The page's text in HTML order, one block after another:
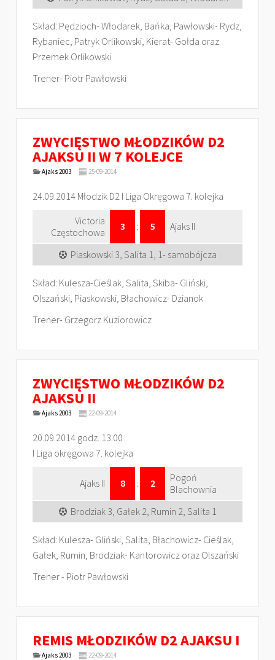
Skład: Pędzioch- Włodarek, Bańka, Pawłowski- Rydz,
Rybaniec, Patryk Orlikowski, Kierat- Gołda oraz
Przemek Orlikowski
Trener- Piotr Pawłowski
ZWYCIĘSTWO MŁODZIKÓW D2
AJAKSU II W 7 KOLEJCE
Ajaks 2003 25-09-2014
24.09.2014 Młodzik D2 I Liga Okręgowa 7. kolejka
Victoria
Częstochowa
3 : 5 Ajaks II
Piaskowski 3, Salita 1, 1- samobójcza
Skład: Kulesza-Cieślak, Salita, Skiba- Gliński,
Olszański, Piaskowski, Błachowicz- Dzianok
Trener- Grzegorz Kuziorowicz
ZWYCIĘSTWO MŁODZIKÓW D2
AJAKSU II
Ajaks 2003 22-09-2014
20.09.2014 godz. 13.00
I Liga okręgowa 7. kolejka
Ajaks II 8 : 2
Pogoń
Blachownia
Brodziak 3, Gałek 2, Rumin 2, Salita 1
Skład: Kulesza- Gliński, Salita, Błachowicz- Cieślak,
Gałek, Rumin, Brodziak- Kantorowicz oraz Olszański
Trener - Piotr Pawłowski
REMIS MŁODZIKÓW D2 AJAKSU I
Ajaks 2003 22-09-2014